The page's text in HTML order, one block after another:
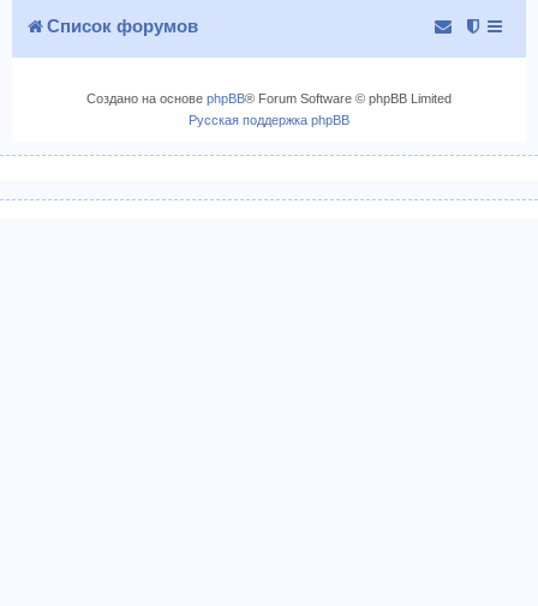
Список форумов
Создано на основе phpBB® Forum Software © phpBB Limited
Русская поддержка phpBB